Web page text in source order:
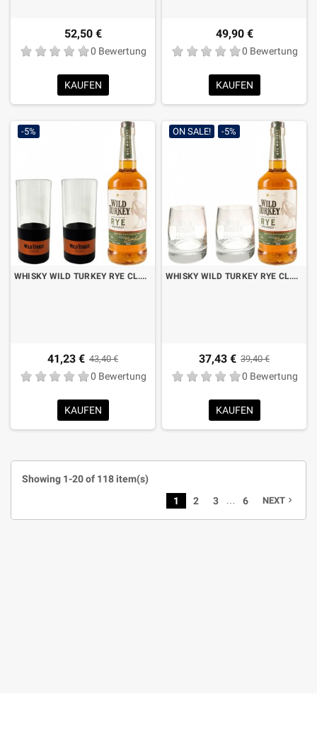
52,50 €
0 Bewertung
KAUFEN
49,90 €
0 Bewertung
KAUFEN
-5%
WHISKY WILD TURKEY RYE CL.70 MIT 2 HOHEN GLÄSERN
41,23 € 43,40 €
0 Bewertung
KAUFEN
ON SALE! -5%
WHISKY WILD TURKEY RYE CL.70 MIT 2 NIEDRIGEN GLÄSERN
37,43 € 39,40 €
0 Bewertung
KAUFEN
Showing 1-20 of 118 item(s)
1
2 3 6 NEXT navigate_next